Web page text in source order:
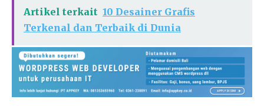
Artikel terkait 10 Desainer Grafis
Terkenal dan Terbaik di Dunia